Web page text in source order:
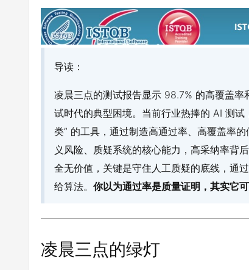
导读：
凌晨三点的测试报告显示 98.7% 的高覆盖
试时代的典型困境。当前行业热捧的 AI 测
类” 的工具，通过制造高通过率、高覆盖率
义风险、质疑系统的核心能力，高采纳率背
全无价值，关键是守住人工质疑的底线，通
给算法。 你以为通过率是质量证明，其实它
凌晨三点的绿灯